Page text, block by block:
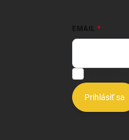
EMAIL
Prihlásiť sa